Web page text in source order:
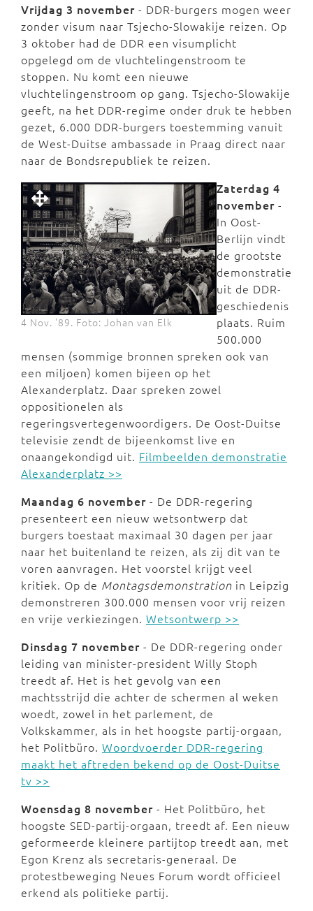
Vrijdag 3 november - DDR-burgers mogen weer
zonder visum naar Tsjecho-Slowakije reizen. Op
3 oktober had de DDR een visumplicht
opgelegd om de vluchtelingenstroom te
stoppen. Nu komt een nieuwe
vluchtelingenstroom op gang. Tsjecho-Slowakije
geeft, na het DDR-regime onder druk te hebben
gezet, 6.000 DDR-burgers toestemming vanuit
de West-Duitse ambassade in Praag direct naar
naar de Bondsrepubliek te reizen.
4 Nov. '89. Foto: Johan van Elk
Zaterdag 4
november -
In Oost-
Berlijn vindt
de grootste
demonstratie
uit de DDR-
geschiedenis
plaats. Ruim
500.000
mensen (sommige bronnen spreken ook van
een miljoen) komen bijeen op het
Alexanderplatz. Daar spreken zowel
oppositionelen als
regeringsvertegenwoordigers. De Oost-Duitse
televisie zendt de bijeenkomst live en
onaangekondigd uit. Filmbeelden demonstratie
Alexanderplatz >>
Maandag 6 november - De DDR-regering
presenteert een nieuw wetsontwerp dat
burgers toestaat maximaal 30 dagen per jaar
naar het buitenland te reizen, als zij dit van te
voren aanvragen. Het voorstel krijgt veel
kritiek. Op de Montagsdemonstration in Leipzig
demonstreren 300.000 mensen voor vrij reizen
en vrije verkiezingen. Wetsontwerp >>
Dinsdag 7 november - De DDR-regering onder
leiding van minister-president Willy Stoph
treedt af. Het is het gevolg van een
machtsstrijd die achter de schermen al weken
woedt, zowel in het parlement, de
Volkskammer, als in het hoogste partij-orgaan,
het Politbüro. Woordvoerder DDR-regering
maakt het aftreden bekend op de Oost-Duitse
tv >>
Woensdag 8 november - Het Politbüro, het
hoogste SED-partij-orgaan, treedt af. Een nieuw
geformeerde kleinere partijtop treedt aan, met
Egon Krenz als secretaris-generaal. De
protestbeweging Neues Forum wordt officieel
erkend als politieke partij.